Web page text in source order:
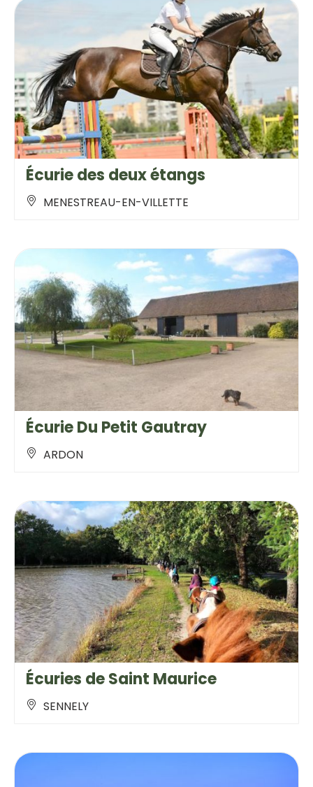
Écurie des deux étangs
MENESTREAU-EN-VILLETTE
Écurie Du Petit Gautray
ARDON
Écuries de Saint Maurice
SENNELY